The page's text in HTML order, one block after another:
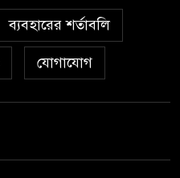
ব্যবহারের শর্তাবলি
যোগাযোগ